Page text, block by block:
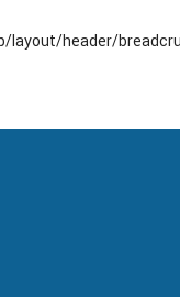
layout/header/